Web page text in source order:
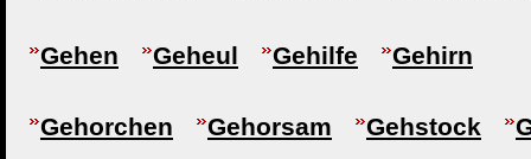
Gehen Geheul Gehilfe Gehirn
Gehorchen Gehorsam Gehstock